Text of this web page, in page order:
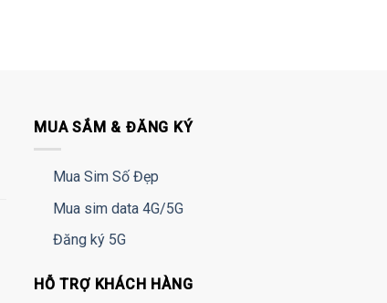
MUA SẮM & ĐĂNG KÝ
Mua Sim Số Đẹp
Mua sim data 4G/5G
Đăng ký 5G
HỖ TRỢ KHÁCH HÀNG